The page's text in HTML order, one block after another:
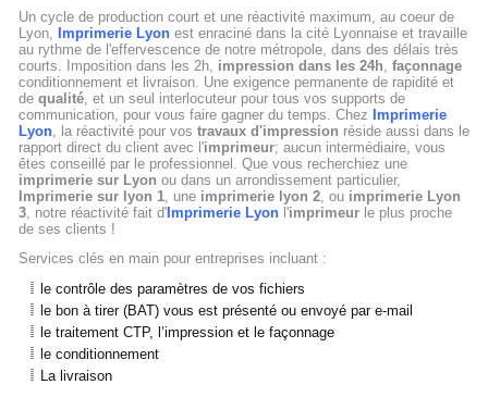
Un cycle de production court et une réactivité maximum, au coeur de
Lyon, Imprimerie Lyon est enraciné dans la cité Lyonnaise et travaille
au rythme de l'effervescence de notre métropole, dans des délais très
courts. Imposition dans les 2h, impression dans les 24h,façonnage
conditionnement et livraison. Une exigence permanente de rapidité et
dequalité, et un seul interlocuteur pour tous vos supports de
communication, pour vous faire gagner du temps. Chez Imprimerie
Lyon, la réactivité pour vostravaux d'impression réside aussi dans le
rapport direct du client avec l'imprimeur; aucun intermédiaire, vous
êtes conseillé par le professionnel. Que vous recherchiez une
imprimerie sur Lyon ou dans un arrondissement particulier,
Imprimerie sur lyon 1, une imprimerie lyon 2, ou imprimerie Lyon
3, notre réactivité fait d' Imprimerie Lyon l'imprimeur le plus proche
de ses clients !
Services clés en main pour entreprises incluant :
le contrôle des paramètres de vos fichiers
le bon à tirer (BAT) vous est présenté ou envoyé par e-mail
le traitement CTP, l’impression et le façonnage
le conditionnement
La livraison